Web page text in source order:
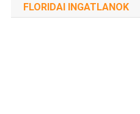
FLORIDAI INGATLANOK